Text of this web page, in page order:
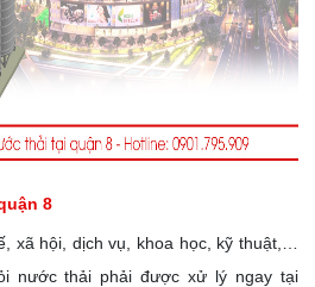
8
xã hội, dịch vụ, khoa học, kỹ thuật,…
nước thải phải được xử lý ngay tại